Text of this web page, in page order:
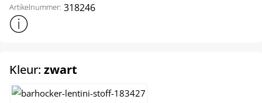
Artikelnummer: 318246
Toon meer productinformatie
Kleur: zwart